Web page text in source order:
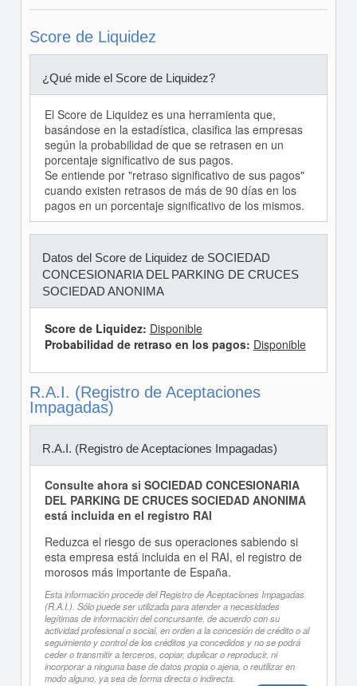
Score de Liquidez
¿Qué mide el Score de Liquidez?
El Score de Liquidez es una herramienta que,
basándose en la estadística, clasifica las empresas
según la probabilidad de que se retrasen en un
porcentaje significativo de sus pagos.
Se entiende por "retraso significativo de sus pagos"
cuando existen retrasos de más de 90 días en los
pagos en un porcentaje significativo de los mismos.
Datos del Score de Liquidez de SOCIEDAD
CONCESIONARIA DEL PARKING DE CRUCES
SOCIEDAD ANONIMA
Score de Liquidez: Disponible
Probabilidad de retraso en los pagos: Disponible
R.A.I. (Registro de Aceptaciones
Impagadas)
R.A.I. (Registro de Aceptaciones Impagadas)
Consulte ahora si SOCIEDAD CONCESIONARIA
DEL PARKING DE CRUCES SOCIEDAD ANONIMA
está incluida en el registro RAI
Reduzca el riesgo de sus operaciones sabiendo si
esta empresa está incluida en el RAI, el registro de
morosos más importante de España.
Esta información procede del Registro de Aceptaciones Impagadas
(R.A.I.). Sólo puede ser utilizada para atender a necesidades
legítimas de información del concursante, de acuerdo con su
actividad profesional o social, en orden a la concesión de crédito o al
seguimiento y control de los créditos ya concedidos y no se podrá
ceder o transmitir a terceros, copiar, duplicar o reproducir, ni
incorporar a ninguna base de datos propia o ajena, o reutilizar en
modo alguno, ya sea de forma directa o indirecta.